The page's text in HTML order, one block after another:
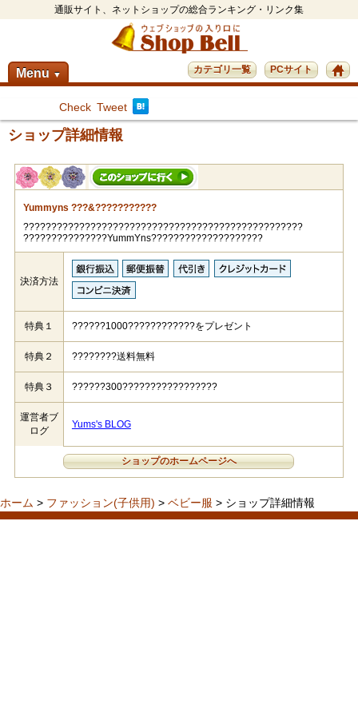
通販サイト、ネットショップの総合ランキング・リンク集
Menu ▼ PCサイト
カテゴリ一覧
Check Tweet
ショップ詳細情報
Yummyns ???&???????????
??????????????????????????????????????????????????
???????????????YummYns????????????????????
決済方法
特典１ ??????1000????????????をプレゼント
特典２ ????????送料無料
特典３ ??????300?????????????????
運営者ブ
ログ
Yums's BLOG
ショップのホームページへ
ホーム > ファッション(子供用) > ベビー服 > ショップ詳細情報